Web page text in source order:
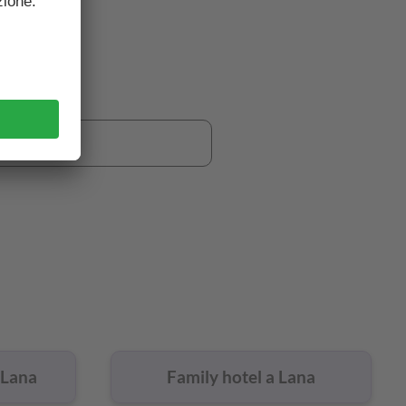
Family hotel a Lana